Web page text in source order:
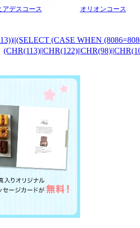
アデスコース オリオンコース
(CASE WHEN